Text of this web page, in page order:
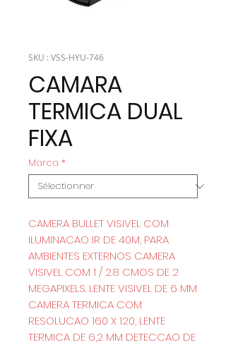
SKU : VSS-HYU-746
CAMARA
TERMICA DUAL
FIXA
Marca *
CAMERA BULLET VISIVEL COM
ILUMINACAO IR DE 40M, PARA
AMBIENTES EXTERNOS CAMERA
VISIVEL COM 1 / 2.8 CMOS DE 2
MEGAPIXELS. LENTE VISIVEL DE 6 MM
CAMERA TERMICA COM
RESOLUCAO 160 X 120, LENTE
TERMICA DE 6,2 MM DETECCAO DE